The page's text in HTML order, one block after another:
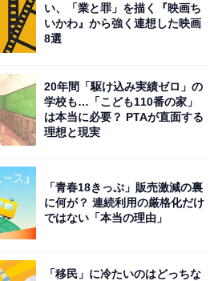
記事公開時のものです。あらか
た、記事中の宿泊プランを予約
ールアバウトに還元されること
執筆者： All About ニュース お買
お得になる情報をお届け。編集部員によ
い、「業と罪」を描く『映画ち
いかわ』から強く連想した映画
8選
20年間「駆け込み実績ゼロ」の
学校も…「こども110番の家」
は本当に必要？ PTAが直面する
理想と現実
「青春18きっぷ」販売激減の裏
に何が？ 連続利用の厳格化だけ
ではない「本当の理由」
「移民」に冷たいのはどっちな